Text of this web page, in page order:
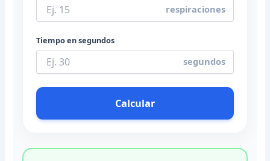
respiraciones
Tiempo en segundos
segundos
Calcular